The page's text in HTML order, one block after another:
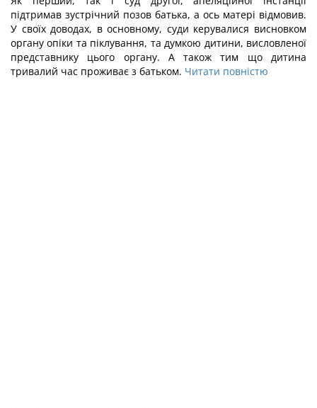
підтримав зустрічний позов батька, а ось матері відмовив.
У своїх доводах, в основному, суди керувалися висновком
органу опіки та піклування, та думкою дитини, висловленої
представнику цього органу. А також тим що дитина
тривалий час проживає з батьком. Читати повністю